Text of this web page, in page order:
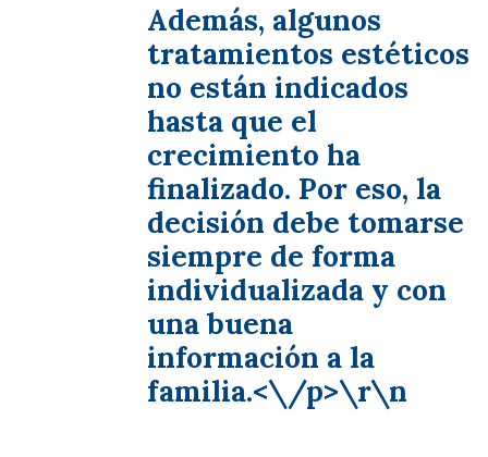
Además, algunos
tratamientos estéticos
no están indicados
hasta que el
crecimiento ha
finalizado. Por eso, la
decisión debe tomarse
siempre de forma
individualizada y con
una buena
información a la
familia.<\/p>\r\n